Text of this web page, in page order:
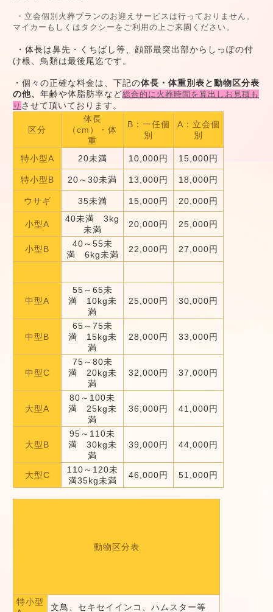
・立会個別火葬プランのお迎えサービスは行っておりません。
マイカーもしくはタクシーをご利用の上ご来園ください。
・体長は鼻先・くちばし等、顔部最突出部からしっぽの付
け根、鳥類は最後尾迄です。
・個々の正確な料金は、下記の体長・体重別表と動物区分表
の他、 年齢や体脂肪率など総合的に火葬時間を算出しお見積も
り させて頂いております。
区分
体長
（cm）・体
重
B：一任個
別
A：立会個
別
特小型A 20未満 10,000円 15,000円
特小型B 20～30未満 13,000円 18,000円
ウサギ 35未満 15,000円 20,000円
小型A
40未満 3kg
未満
20,000円 25,000円
小型B
40～55未
満 6kg未満
22,000円 27,000円
中型A
55～65未
満 10kg未
満
25,000円 30,000円
中型B
65～75未
満 15kg未
満
28,000円 33,000円
中型C
75～80未
満 20kg未
満
32,000円 37,000円
大型A
80～100未
満 25kg未
満
36,000円 41,000円
大型B
95～110未
満 30kg未
満
39,000円 44,000円
大型C
110～120未
満35kg未満
46,000円 51,000円
動物区分表
特小型
文鳥、セキセイインコ、ハムスター等